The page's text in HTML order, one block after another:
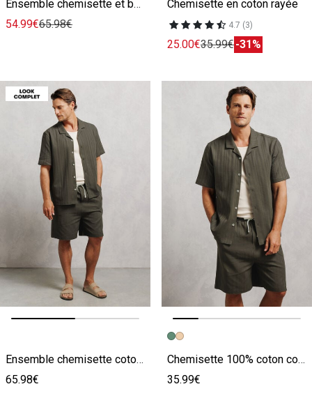
Ensemble chemisette et bermuda rayé - Vert
54.99€65.98€
Chemisette en coton rayée
4.7 (3)
25.00€35.99€-31%
Ensemble chemisette coton et bermuda en maille - Kaki
65.98€
Image précédente
Image suivante
Chemisette 100% coton col requin unie
35.99€